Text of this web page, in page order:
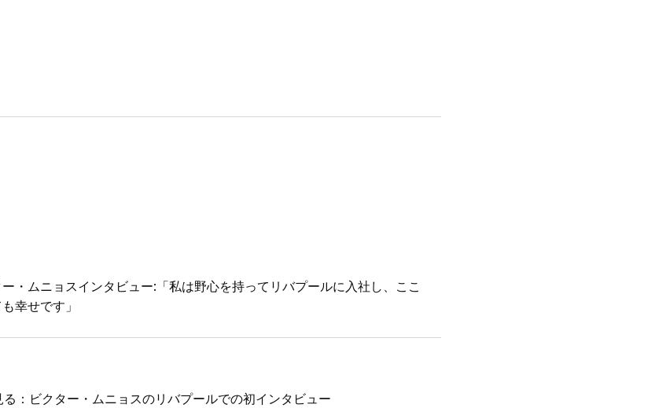
ー・ムニョスインタビュー:「私は野心を持ってリバプールに入社し、ここ
幸せです」
：ビクター・ムニョスのリバプールでの初インタビュー